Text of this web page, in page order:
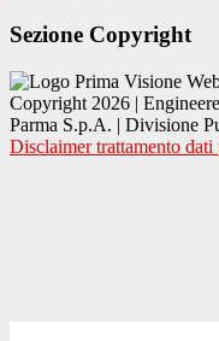
Sezione Copyright
Copyright 2026 |
Parma S.p.A. | Divisione
Disclaimer trattamento dati